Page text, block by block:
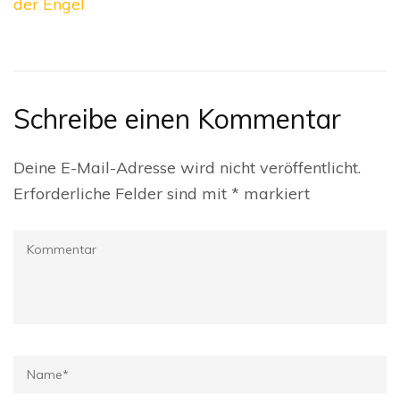
Schreibe einen Kommentar
Deine E-Mail-Adresse wird nicht veröffentlicht.
Erforderliche Felder sind mit * markiert
Kommentar
Name*